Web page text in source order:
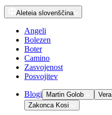
Aleteia slovenščina
Angeli
Bolezen
Boter
Camino
Zasvojenost
Posvojitev
Blogi Martin Golob Vera
Zakonca Kosi